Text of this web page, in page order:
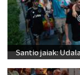
Santio jaiak: